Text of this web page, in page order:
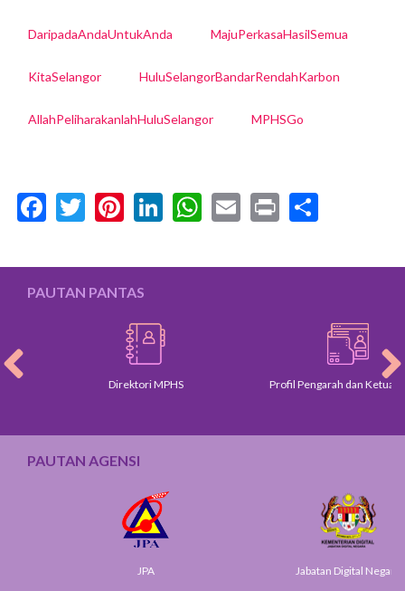
DaripadaAndaUntukAnda MajuPerkasaHasilSemua
KitaSelangor HuluSelangorBandarRendahKarbon
AllahPeliharakanlahHuluSelangor MPHSGo
Facebook
Twitter
Pinterest
LinkedIn
WhatsApp
Email
Print
PAUTAN PANTAS
Direktori MPHS Profil Pengarah dan Ketua Jabatan
PAUTAN AGENSI
Jabatan Digital Negara